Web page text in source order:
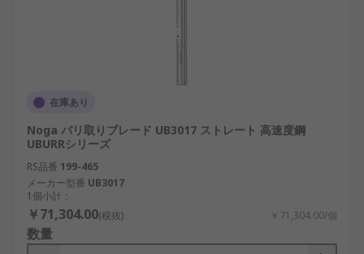
在庫あり
Noga バリ取りブレード UB3017 ストレート 高速度鋼
UBURRシリーズ
RS品番 199-465
メーカー型番 UB3017
1個小計：
￥71,304.00(税抜) ￥71,304.00/個
数量